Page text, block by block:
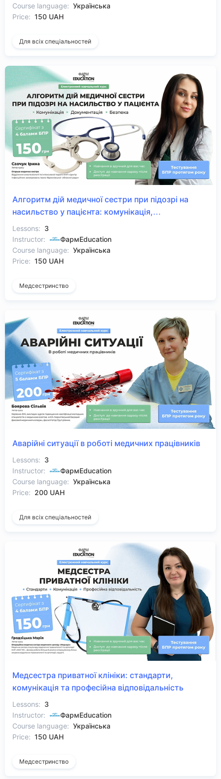
Course language: Українська
Price: 150 UAH
Для всіх спеціальностей
Алгоритм дій медичної сестри при підозрі на
насильство у пацієнта: комунікація,
документація, безпека
Lessons: 3
Instructor:
ФармEducation
Course language: Українська
Price: 150 UAH
Медсестринство
Аварійні ситуації в роботі медичних працівників
Lessons: 3
Instructor:
ФармEducation
Course language: Українська
Price: 200 UAH
Для всіх спеціальностей
Медсестра приватної клініки: стандарти,
комунікація та професійна відповідальність
Lessons: 3
Instructor:
ФармEducation
Course language: Українська
Price: 150 UAH
Медсестринство